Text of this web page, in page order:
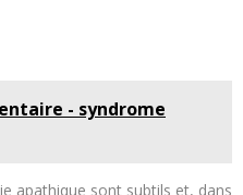
- syndrome
apathique sont subtils et, dans